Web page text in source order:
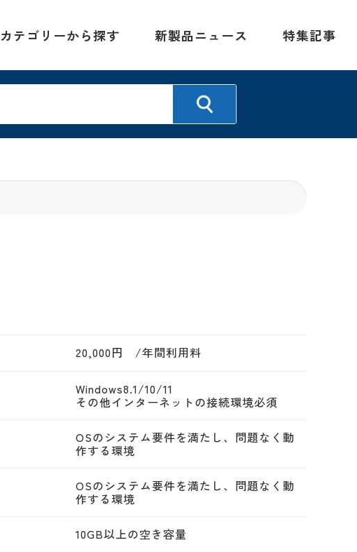
カテゴリーから探す 新製品ニュース 特集記事
20,000円 /年間利用料
Windows8.1/10/11
その他インターネットの接続環境必須
OSのシステム要件を満たし、問題なく動
作する環境
OSのシステム要件を満たし、問題なく動
作する環境
10GB以上の空き容量